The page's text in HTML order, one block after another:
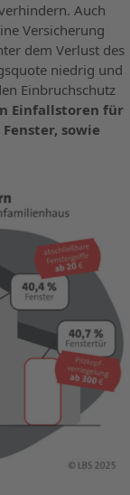
Auch
Versicherung
dem Verlust des
niedrig und
Einbruchschutz
Einfallstoren für
sowie